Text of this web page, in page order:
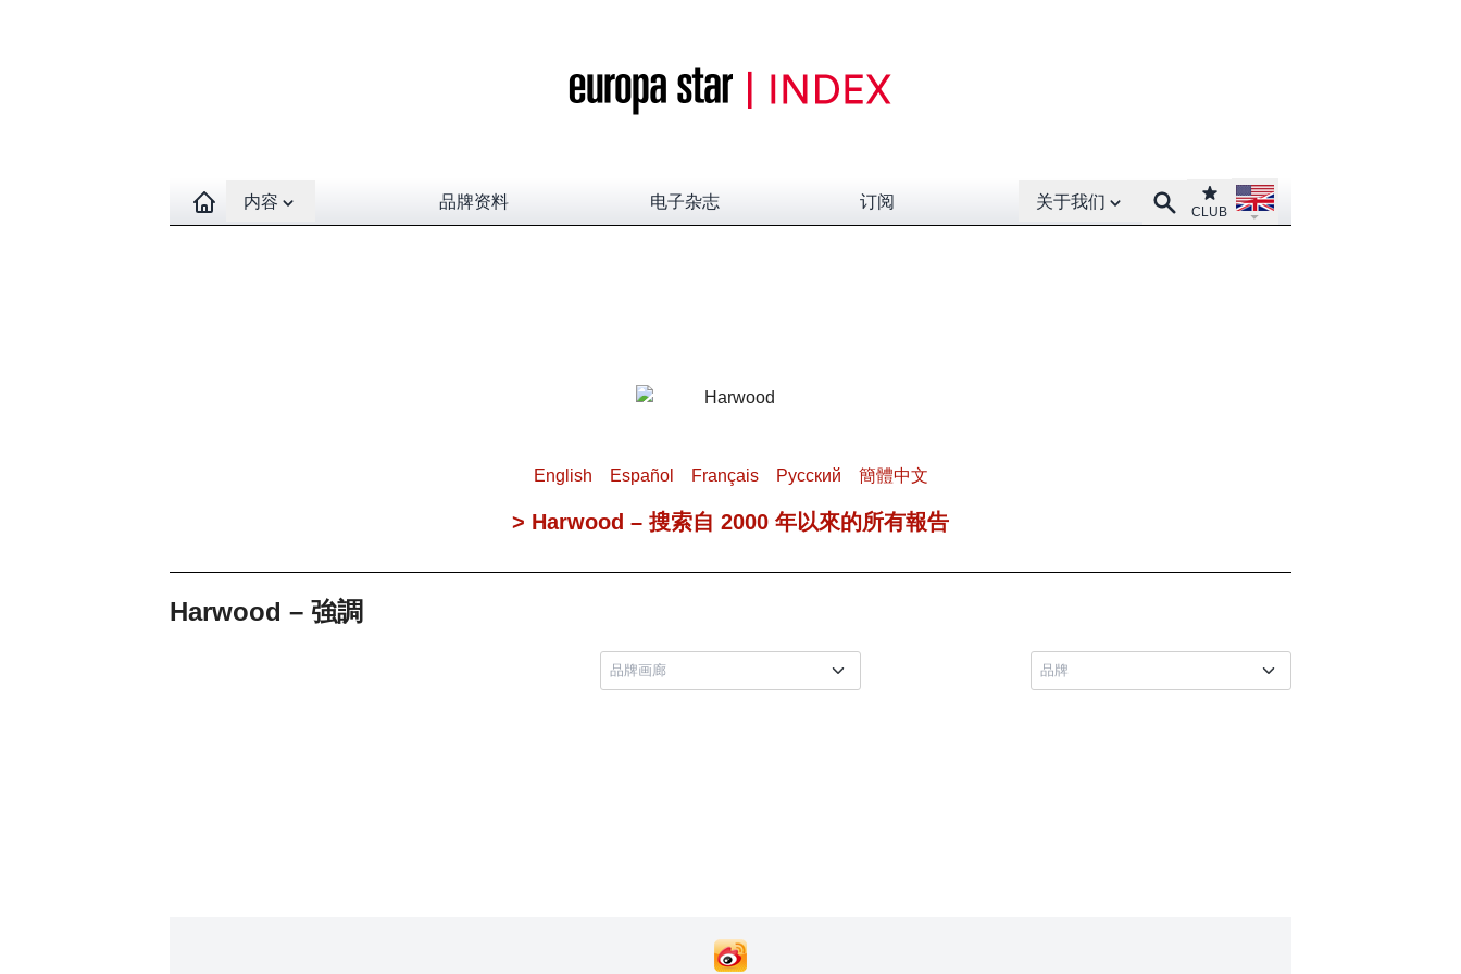
Open contents menu
内容 品牌资料 电子杂志 订阅
Open About menu
关于我们 SearchClub
CLUB
Open language menu
English Español Français Pусский 簡體中文
> Harwood – 搜索自 2000 年以來的所有報告
Harwood – 強調